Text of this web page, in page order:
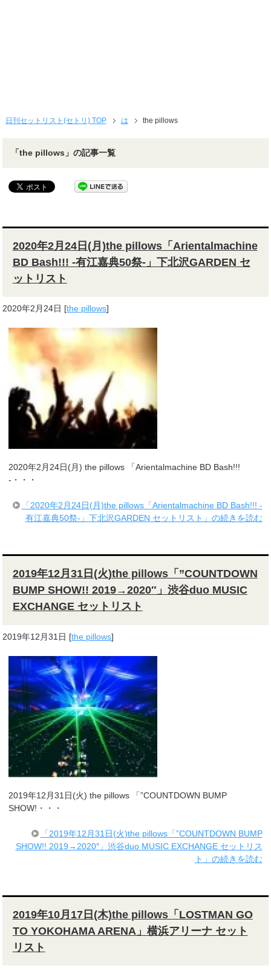
日刊セットリスト(セトリ) TOP は the pillows
「the pillows」の記事一覧
2020年2月24日(月)the pillows「Arientalmachine
BD Bash!!! -有江嘉典50祭-」下北沢GARDEN セ
ットリスト
2020年2月24日 [the pillows]
2020年2月24日(月) the pillows 「Arientalmachine BD Bash!!!
-・・・
「2020年2月24日(月)the pillows「Arientalmachine BD Bash!!! -
有江嘉典50祭-」下北沢GARDEN セットリスト」の続きを読む
2019年12月31日(火)the pillows「”COUNTDOWN
BUMP SHOW!! 2019→2020″」渋谷duo MUSIC
EXCHANGE セットリスト
2019年12月31日 [the pillows]
2019年12月31日(火) the pillows 「”COUNTDOWN BUMP
SHOW!・・・
「2019年12月31日(火)the pillows「”COUNTDOWN BUMP
SHOW!! 2019→2020″」渋谷duo MUSIC EXCHANGE セットリス
ト」の続きを読む
2019年10月17日(木)the pillows「LOSTMAN GO
TO YOKOHAMA ARENA」横浜アリーナ セット
リスト